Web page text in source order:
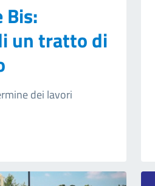
Bis:
un tratto di
dei lavori